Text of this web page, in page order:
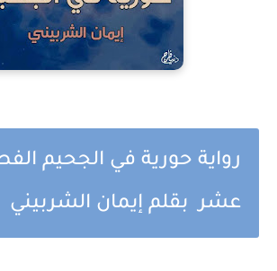
رواية حورية في الجحيم
عشر بقلم إيمان الشربيني